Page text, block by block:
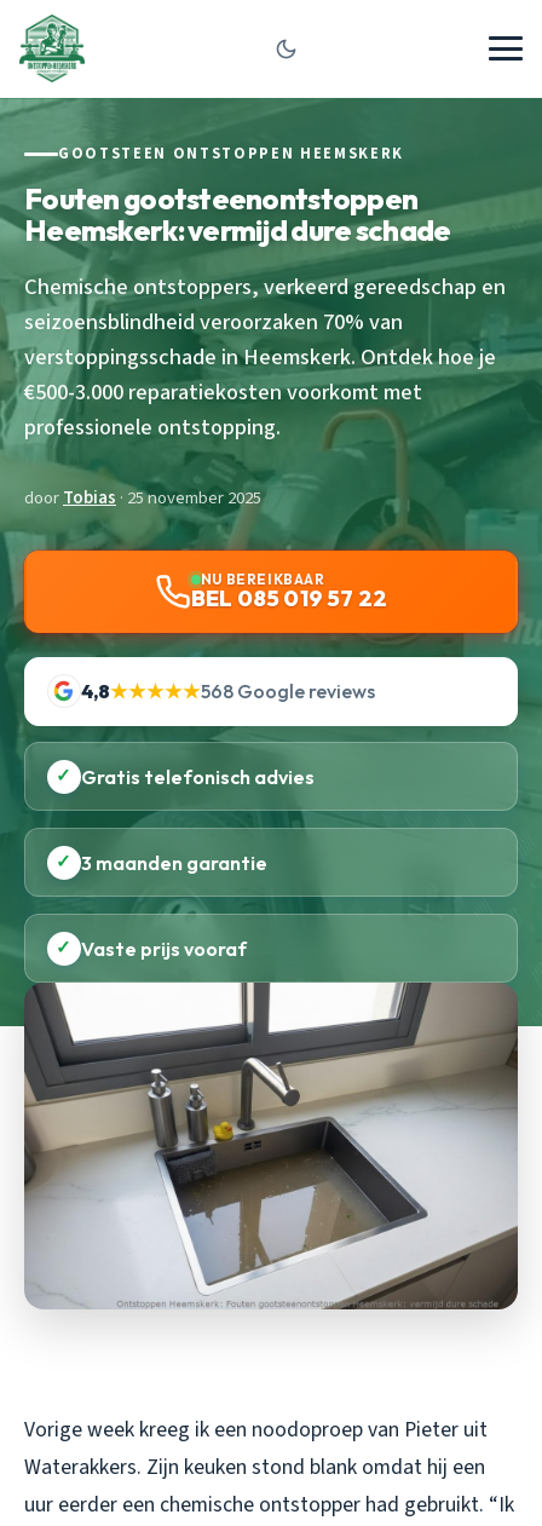
GOOTSTEEN ONTSTOPPEN HEEMSKERK
Fouten gootsteenontstoppen
Heemskerk: vermijd dure schade
Chemische ontstoppers, verkeerd gereedschap en
seizoensblindheid veroorzaken 70% van
verstoppingsschade in Heemskerk. Ontdek hoe je
€500-3.000 reparatiekosten voorkomt met
professionele ontstopping.
doorTobias · 25 november 2025
NU BEREIKBAAR
BEL 085 019 57 22
4,8★★★★★568 Google reviews
✓ Gratis telefonisch advies
✓ 3 maanden garantie
✓ Vaste prijs vooraf
Vorige week kreeg ik een noodoproep van Pieter uit
Waterakkers. Zijn keuken stond blank omdat hij een
uur eerder een chemische ontstopper had gebruikt. “Ik